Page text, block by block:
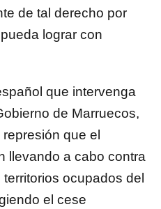
de tal derecho por
lograr con
que intervenga
de Marruecos,
que el
llevando a cabo contra
ocupados del
el cese